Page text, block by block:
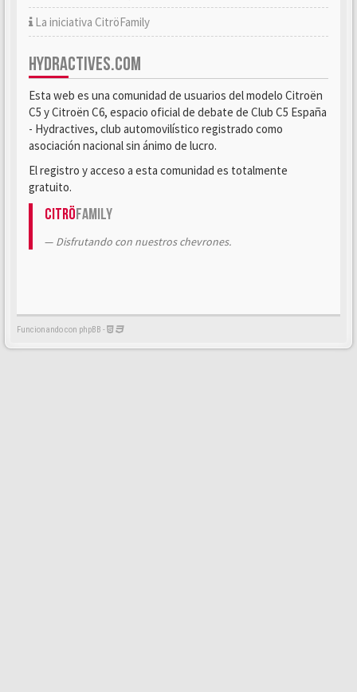
La iniciativa CitröFamily
HYDRACTIVES.COM
Esta web es una comunidad de usuarios del modelo Citroën
C5 y Citroën C6, espacio oficial de debate de Club C5 España
- Hydractives, club automovilístico registrado como
asociación nacional sin ánimo de lucro.
El registro y acceso a esta comunidad es totalmente
gratuito.
CitröFamily
Disfrutando con nuestros chevrones.
Funcionando con phpBB -